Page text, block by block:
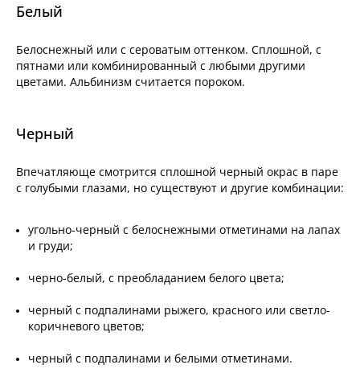
Белый
Белоснежный или с сероватым оттенком. Сплошной, с
пятнами или комбинированный с любыми другими
цветами. Альбинизм считается пороком.
Черный
Впечатляюще смотрится сплошной черный окрас в паре
с голубыми глазами, но существуют и другие комбинации:
угольно-черный с белоснежными отметинами на лапах
и груди;
черно-белый, с преобладанием белого цвета;
черный с подпалинами рыжего, красного или светло-
коричневого цветов;
черный с подпалинами и белыми отметинами.